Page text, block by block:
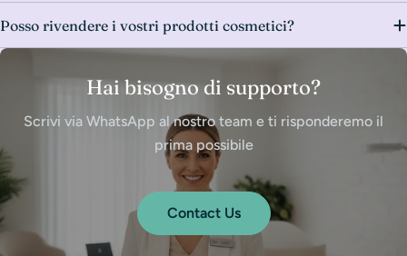
Hai bisogno di supporto?
Scrivi via WhatsApp al nostro team e ti risponderemo il
prima possibile
Contact Us
Posso rivendere i vostri prodotti cosmetici?